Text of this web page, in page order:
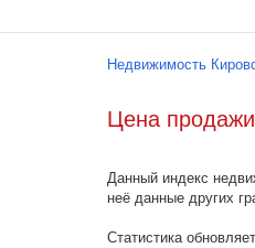
Недвижимость
Цена продажи
Данный индекс
неё данные других
Статистика